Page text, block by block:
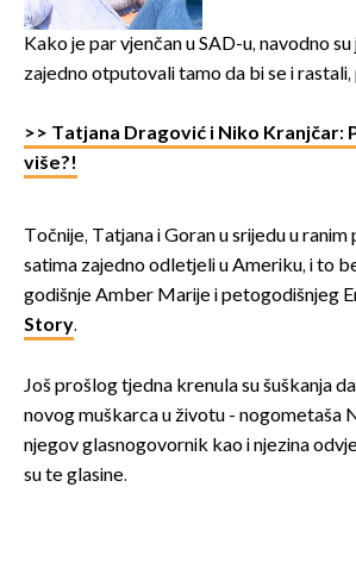
Kako je par vjenčan u SAD-u, navodno
zajedno otputovali tamo da bi se i rastali,
>> Tatjana Dragović i Niko Kranjčar:
više?!
Točnije, Tatjana i Goran u srijedu u
satima zajedno odletjeli u Ameriku, i to
godišnje Amber Marije i petogodišnjeg
Story.
Još prošlog tjedna krenula su šuškanja
novog muškarca u životu - nogometaša
njegov glasnogovornik kao i njezina
su te glasine.